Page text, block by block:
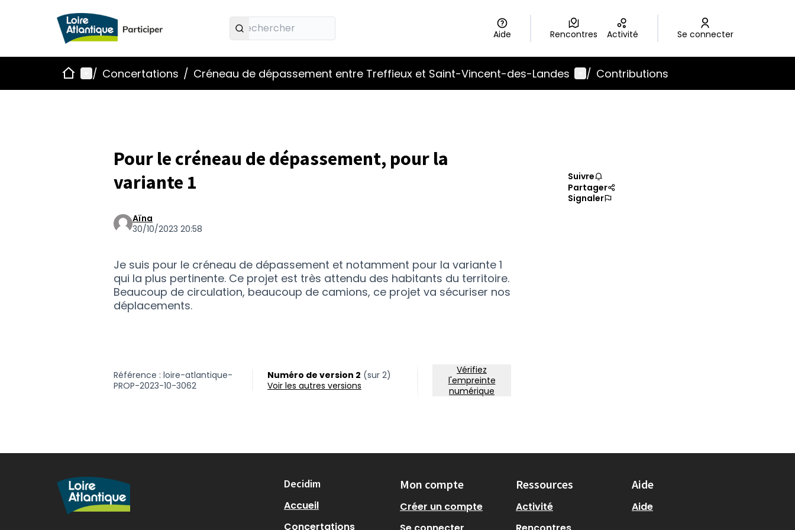
Aide Rencontres Activité Se connecter
AccueilMenu principal
/ Concertations / Créneau de dépassement entre Treffieux et Saint-Vincent-des-Landes Menu utilisateur
/ Contributions
Pour le créneau de dépassement, pour la
variante 1
Aïna
30/10/2023 20:58
Je suis pour le créneau de dépassement et notamment pour la variante 1
qui la plus pertinente. Ce projet est très attendu des habitants du territoire.
Beaucoup de circulation, beaucoup de camions, ce projet va sécuriser nos
déplacements.
Suivre
Partager
Signaler
Référence : loire-atlantique-
PROP-2023-10-3062
Numéro de version 2 (sur 2)
voir les autres versions
Vérifiez
l'empreinte
numérique
Decidim
Accueil
Concertations
Mon compte
Créer un compte
Ressources
Activité
Aide
Aide